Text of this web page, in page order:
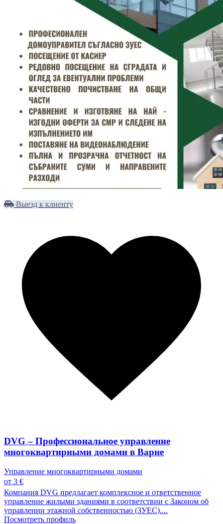
Выезд к клиенту
DVG – Профессиональное управление
многоквартирными домами в Варне
Управление многоквартирными домами
от 3 €
Компания DVG предлагает комплексное и ответственное
управление жилыми зданиями в соответствии с Законом об
управлении этажной собственностью (ЗУЕС)....
Посмотреть профиль